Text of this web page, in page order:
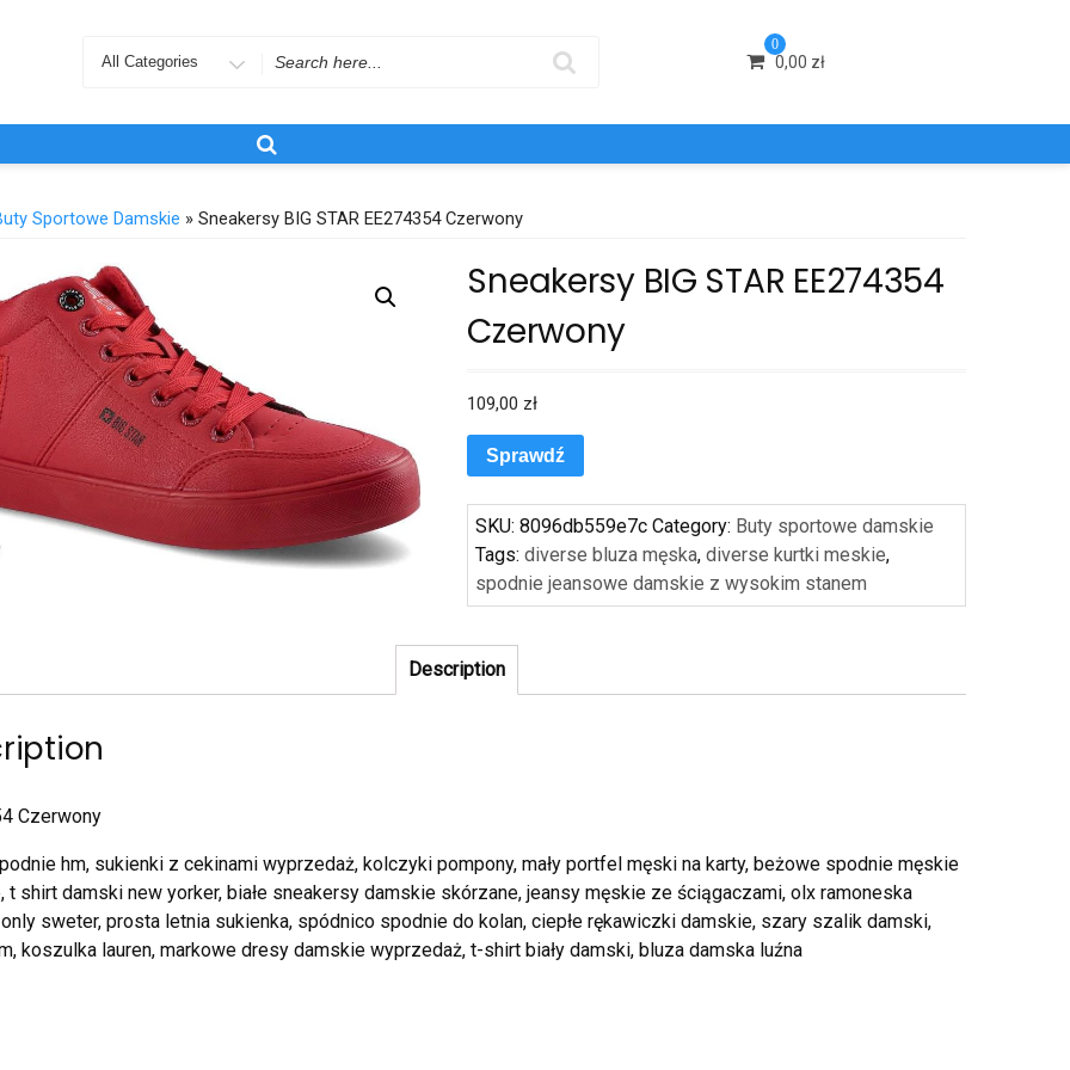
Search
0
0,00 zł
Sportowe Damskie » Sneakersy BIG STAR EE274354 Czerwony
Sneakersy BIG STAR EE274354
Czerwony
109,00 zł
Sprawdź
SKU:8096db559e7c Category: Buty sportowe damskie
Tags:diverse bluza męska,diverse kurtki meskie,
spodnie jeansowe damskie z wysokim stanem
Description
Czerwony
hm, sukienki z cekinami wyprzedaż, kolczyki pompony, mały portfel męski na karty, beżowe spodnie męskie
t shirt damski new yorker, białe sneakersy damskie skórzane, jeansy męskie ze ściągaczami, olx ramoneska
sweter, prosta letnia sukienka, spódnico spodnie do kolan, ciepłe rękawiczki damskie, szary szalik damski,
koszulka lauren, markowe dresy damskie wyprzedaż, t-shirt biały damski, bluza damska luźna